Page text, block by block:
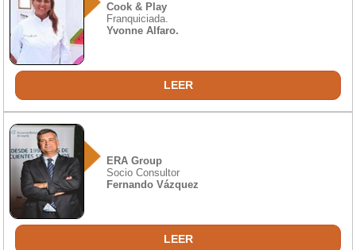
Cook & Play
Franquiciada.
Yvonne Alfaro.
LEER
ERA Group
Socio Consultor
Fernando Vázquez
LEER